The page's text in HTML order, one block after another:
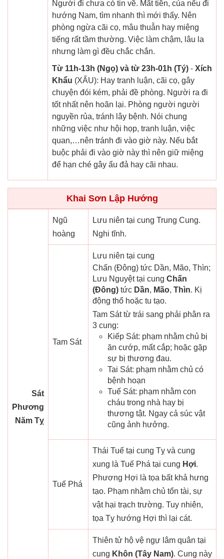
Người đi chưa có tin về. Mất tiền, của nếu đi
hướng Nam, tìm nhanh thì mới thấy. Nên
phòng ngừa cãi cọ, mâu thuẫn hay miệng
tiếng rất tầm thường. Việc làm chậm, lâu la
nhưng làm gì đều chắc chắn.
Từ 11h-13h (Ngọ) và từ 23h-01h (Tý) - Xích
Khẩu (XẤU): Hay tranh luận, cãi cọ, gây
chuyện đói kém, phải đề phòng. Người ra đi
tốt nhất nên hoãn lại. Phòng người người
nguyền rủa, tránh lây bệnh. Nói chung
những việc như hội họp, tranh luận, việc
quan,…nên tránh đi vào giờ này. Nếu bắt
buộc phải đi vào giờ này thì nên giữ miệng
để hạn ché gây ẩu đả hay cãi nhau.
Khai Sơn Lập Hướng
Sát
Phương
Năm Tỵ
Ngũ
hoàng
Lưu niên tại cung Trung Cung.
Nghi tĩnh.
Tam Sát
Lưu niên tại cung
Chấn (Đông) tức Dần, Mão, Thìn;
Lưu Nguyệt tại cung Chấn
(Đông) tức Dần, Mão, Thìn. Kị
động thổ hoặc tu tạo.
Tam Sát từ trái sang phải phân ra
3 cung:
Kiếp Sát: phạm nhằm chủ bị
ăn cướp, mất cắp; hoặc gặp
sự bị thương đau.
Tai Sát: phạm nhằm chủ có
bệnh hoạn
Tuế Sát: phạm nhằm con
cháu trong nhà hay bị
thương tật. Ngay cả súc vật
cũng ảnh hưởng.
Tuế Phá
Thái Tuế tại cung Tỵ và cung
xung là Tuế Phá tại cung Hợi.
Phương Hợi là tọa bất khả hưng
tạo. Phạm nhằm chủ tổn tài, sự
vật hại trạch trường. Tuy nhiên,
tọa Tỵ hướng Hợi thì lại cát.
Thiên tử hộ vệ ngự lâm quân tại
cung Khôn (Tây Nam). Cung này